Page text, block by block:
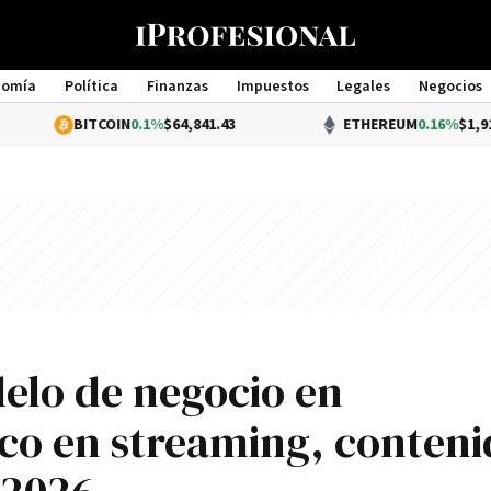
Política Finanzas Impuestos Legales
Negocios
Management
BITCOIN0.1%$64,841.43 ETHEREUM 0.16%$1,916.61
de negocio en
en streaming,